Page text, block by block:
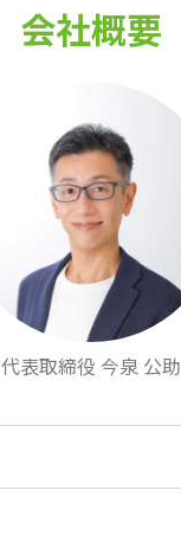
会社概要
代表取締役 今泉 公助